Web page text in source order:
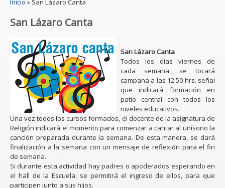
Inicio » San Lázaro Canta
San Lázaro Canta
San Lázaro Canta
Todos los días viernes de
cada semana, se tocará
campana a las 12:50 hrs. señal
que indicará formación en
patio central con todos los
niveles educativos.
Una vez todos los cursos formados, el docente de la asignatura de
Religión indicará el momento para comenzar a cantar al unísono la
canción preparada durante la semana. De esta manera, se dará
finalización a la semana con un mensaje de reflexión para el fin
de semana.
Si durante esta actividad hay padres o apoderados esperando en
el hall de la Escuela, se permitirá el ingreso de ellos, para que
participen junto a sus hijos.